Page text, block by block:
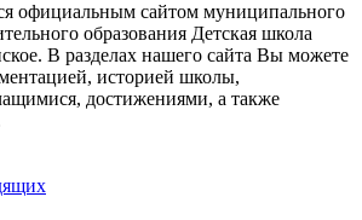
официальным сайтом муниципального
образования Детская школа
В разделах нашего сайта Вы можете
историей школы,
достижениями, а также